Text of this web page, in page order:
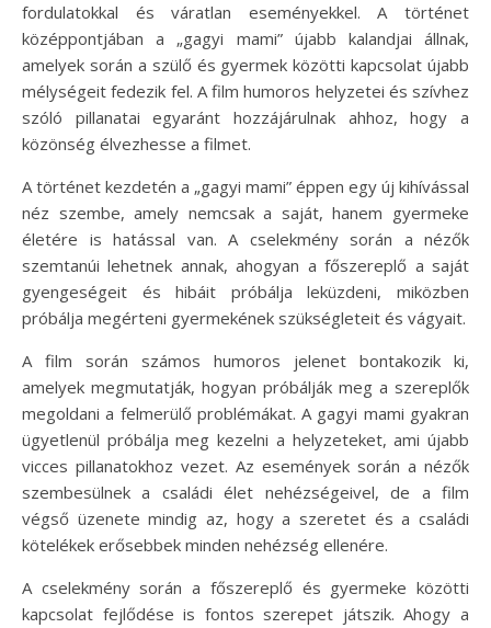
fordulatokkal és váratlan eseményekkel. A történet
középpontjában a „gagyi mami” újabb kalandjai állnak,
amelyek során a szülő és gyermek közötti kapcsolat újabb
mélységeit fedezik fel. A film humoros helyzetei és szívhez
szóló pillanatai egyaránt hozzájárulnak ahhoz, hogy a
közönség élvezhesse a filmet.
A történet kezdetén a „gagyi mami” éppen egy új kihívással
néz szembe, amely nemcsak a saját, hanem gyermeke
életére is hatással van. A cselekmény során a nézők
szemtanúi lehetnek annak, ahogyan a főszereplő a saját
gyengeségeit és hibáit próbálja leküzdeni, miközben
próbálja megérteni gyermekének szükségleteit és vágyait.
A film során számos humoros jelenet bontakozik ki,
amelyek megmutatják, hogyan próbálják meg a szereplők
megoldani a felmerülő problémákat. A gagyi mami gyakran
ügyetlenül próbálja meg kezelni a helyzeteket, ami újabb
vicces pillanatokhoz vezet. Az események során a nézők
szembesülnek a családi élet nehézségeivel, de a film
végső üzenete mindig az, hogy a szeretet és a családi
kötelékek erősebbek minden nehézség ellenére.
A cselekmény során a főszereplő és gyermeke közötti
kapcsolat fejlődése is fontos szerepet játszik. Ahogy a